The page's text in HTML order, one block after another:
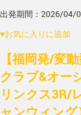
出発期間：2026/04/
♥お気に入りに追加
【福岡発/変
クラブ&オー
リンクス3R/
ャンウィン